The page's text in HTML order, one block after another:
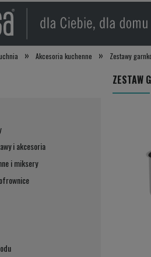
» Akcesoria kuchenne » Zestawy
i akcesoria
i miksery
ZESTAW